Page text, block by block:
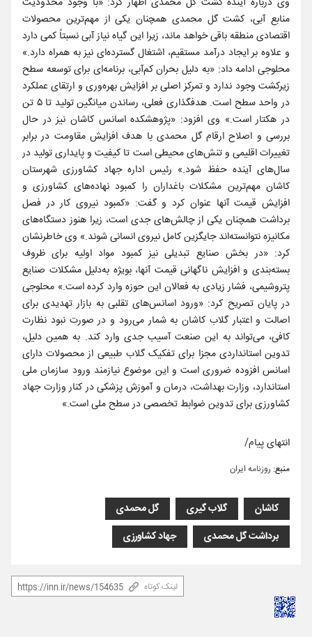
منابع آبی، کشت گل محمدی همچنان یکی از مهم‌ترین محصولات
اقتصادی منطقه باقی خواهد ماند، زیرا این گیاه نیاز آبی نسبتاً کمی دارد
و علاوه بر ایجاد درآمد مستقیم، اشتغال گسترده‌ای نیز به همراه دارد.»
محلوجی ادامه داد: «به دلیل بحران کم‌آبی، برنامه‌ای برای توسعه سطح
زیرکشت وجود ندارد و تمرکز اصلی بر افزایش بهره‌وری و ارتقای عملکرد
در واحد سطح است. هدفگذاری فعلی، رساندن میانگین تولید تا ۵ تن
در هکتار است.» وی افزود: «پژوهشکده اسانس کاشان نیز در حال
بررسی و اصلاح ارقام گل محمدی با هدف افزایش مقاومت در برابر
تغییرات اقلیمی و تنش‌های محیطی است تا کیفیت و پایداری تولید در
سال‌های آینده حفظ شود.» رئیس اداره جهاد کشاورزی شهرستان
کاشان مهم‌ترین مشکلات باغداران را کمبود نهاده‌های کشاورزی و
افزایش قیمت‌ آنها عنوان کرد و گفت: «کمبود نیروی کار در فصل
برداشت همچنان یکی از چالش‌های جدی است، زیرا هنوز دستگاه‌های
مکانیزه نتوانسته‌اند جایگزین کامل نیروی انسانی شوند.» وی خاطرنشان
کرد: «در بخش صنایع تبدیلی نیز کمبود مواد اولیه برای ظروف
بسته‌بندی و افزایش ناگهانی قیمت آنها، بویژه به‌دلیل مشکلات صنایع
پتروشیمی، فشار زیادی به فعالان این حوزه وارد کرده است.» محلوجی
در پایان تصریح کرد: «ورود اسانس‌های تقلبی به بازار تهدیدی برای
اصالت و اعتبار گلاب کاشان به شمار می‌رود و در صورت نبود نظارت
کافی، می‌تواند به این صنعت آسیب جدی وارد کند. به همین دلیل،
تدوین استانداردی مجزا برای تفکیک گلاب طبیعی از محصولات دارای
اسانس افزوده ضروری است و این موضوع نیازمند ورود سازمان ملی
استاندارد، وزارت بهداشت، درمان و آموزش پزشکی در کنار وزارت جهاد
کشاورزی برای تدوین ضوابط تخصصی در سطح ملی است.»
انتهای پیام/
منبع: روزنامه ایران
کاشان گلاب گیری
گل محمدی
برداشت گل محمدی
جهاد کشاورزی
لینک کوتاه